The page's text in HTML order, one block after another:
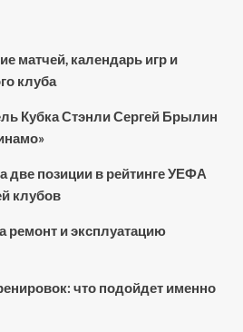
матчей, календарь игр и
клуба
Кубка Стэнли Сергей Брылин
две позиции в рейтинге УЕФА
клубов
ремонт и эксплуатацию
что подойдет именно